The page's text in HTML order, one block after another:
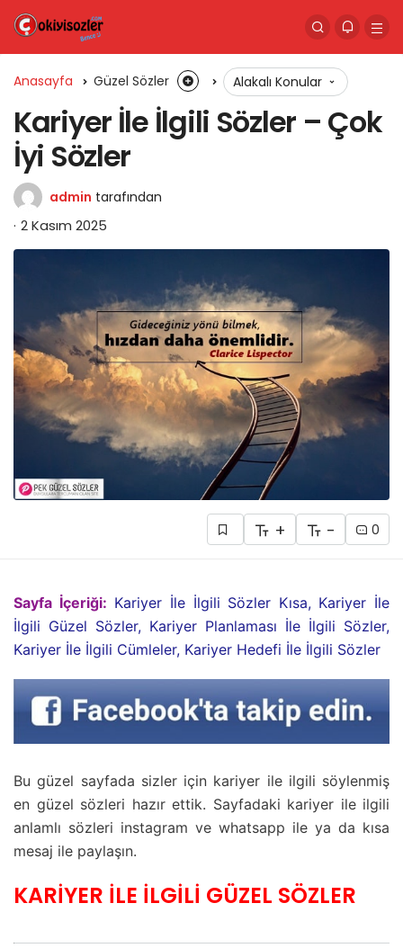
Anasayfa Güzel Sözler Alakalı Konular
Kariyer İle İlgili Sözler – Çok
İyi Sözler
admin tarafından
2 Kasım 2025
+ - 0
Sayfa İçeriği: Kariyer İle İlgili Sözler Kısa, Kariyer İle
İlgili Güzel Sözler, Kariyer Planlaması İle İlgili Sözler,
Kariyer İle İlgili Cümleler, Kariyer Hedefi İle İlgili Sözler
Bu güzel sayfada sizler için kariyer ile ilgili söylenmiş
en güzel sözleri hazır ettik. Sayfadaki kariyer ile ilgili
anlamlı sözleri instagram ve whatsapp ile ya da kısa
mesaj ile paylaşın.
KARİYER İLE İLGİLİ GÜZEL SÖZLER